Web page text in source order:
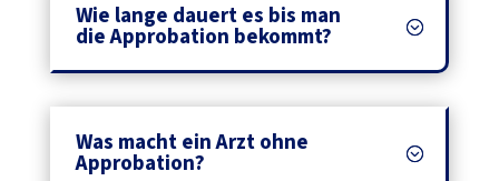
Wie lange dauert es bis man
die Approbation bekommt?
Was macht ein Arzt ohne
Approbation? ‎ ‎ ‎ ‎ ‎